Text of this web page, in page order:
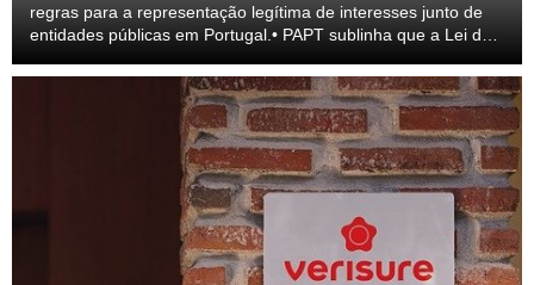
regras para a representação legítima de interesses junto de
entidades públicas em Portugal.• PAPT sublinha que a Lei do
do setor e para a transparên...